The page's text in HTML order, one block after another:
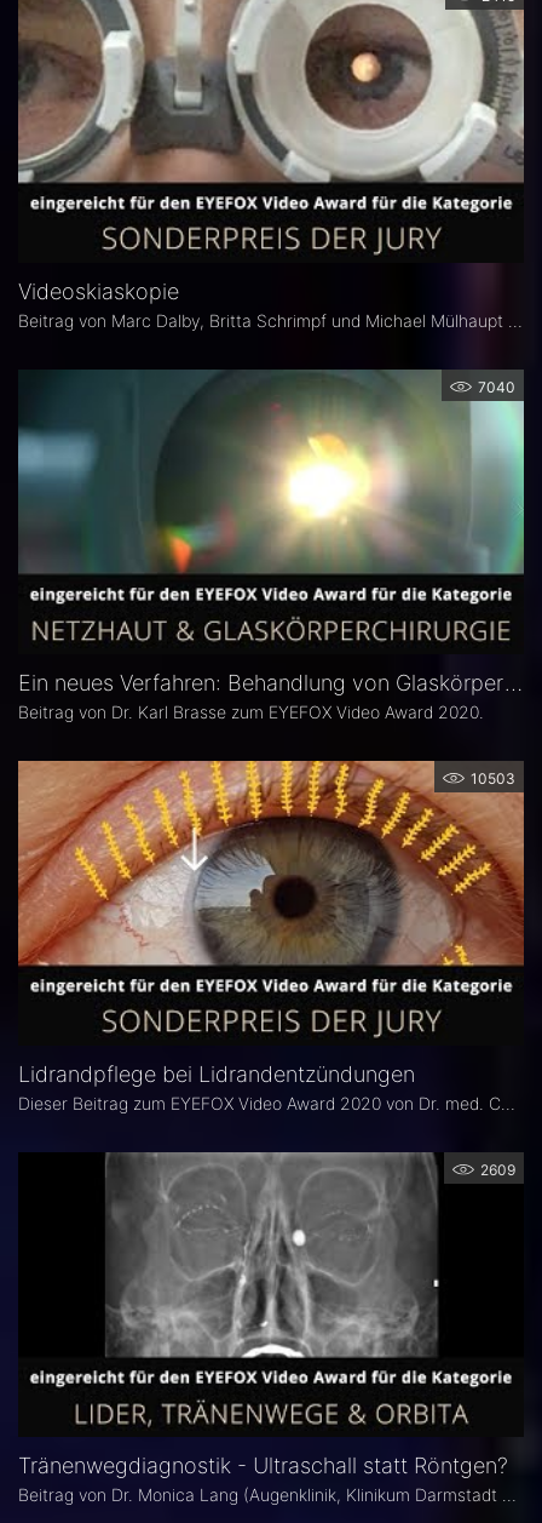
Videoskiaskopie
7040
Ein neues Verfahren: Behandlung von Glaskörpertrübungen mit der YAG Laser Vitreolyse
Beitrag von Dr. Karl Brasse zum EYEFOX Video Award 2020.
10503
Lidrandpflege bei Lidrandentzündungen
2609
Tränenwegdiagnostik - Ultraschall statt Röntgen?